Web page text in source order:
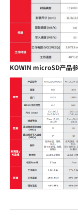
KOWIN microSD产品